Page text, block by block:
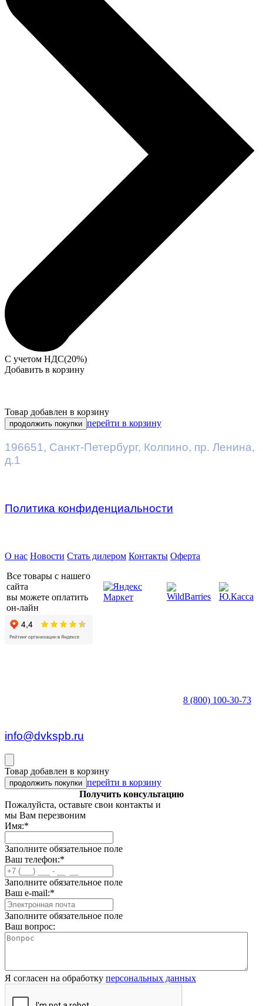
С учетом НДС(20%)
Добавить в корзину
Товар добавлен в корзину
продолжить покупки перейти в корзину
196651, Санкт-Петербург, Колпино, пр. Ленина,
д.1
Политика конфиденциальности
О нас Новости Стать дилером Контакты Оферта
Все товары с нашего
сайта
вы можете оплатить
он-лайн
8 (800) 100-30-73
info@dvkspb.ru
Товар добавлен в корзину
продолжить покупки перейти в корзину
Получить консультацию
Пожалуйста, оставьте свои контакты и
мы Вам перезвоним
Имя:*
Заполните обязательное поле
Ваш телефон:*
Заполните обязательное поле
Ваш e-mail:*
Заполните обязательное поле
Ваш вопрос:
Я согласен на обработку персональных данных